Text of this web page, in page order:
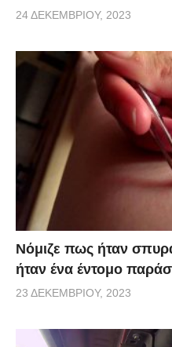
24 ΔΕΚΕΜΒΡΊΟΥ, 2023
Νόμιζε πως ήταν
ήταν ένα έντομο
23 ΔΕΚΕΜΒΡΊΟΥ, 2023